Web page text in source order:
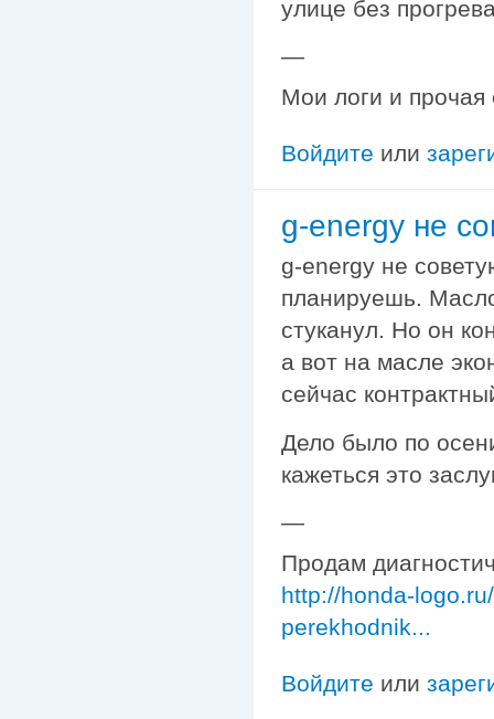
улице без
—
Мои логи и
Войдите или
g-energy не
g-energy не
планируешь.
стуканул. Но он
а вот на масле
сейчас
Дело было по
кажеться это
—
Продам
http://honda-
perekhodnik...
Войдите или